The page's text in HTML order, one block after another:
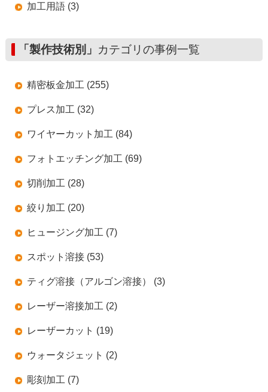
加工用語 (3)
「製作技術別」 カテゴリの事例一覧
精密板金加工 (255)
プレス加工 (32)
ワイヤーカット加工 (84)
フォトエッチング加工 (69)
切削加工 (28)
絞り加工 (20)
ヒュージング加工 (7)
スポット溶接 (53)
ティグ溶接（アルゴン溶接） (3)
レーザー溶接加工 (2)
レーザーカット (19)
ウォータジェット (2)
彫刻加工 (7)